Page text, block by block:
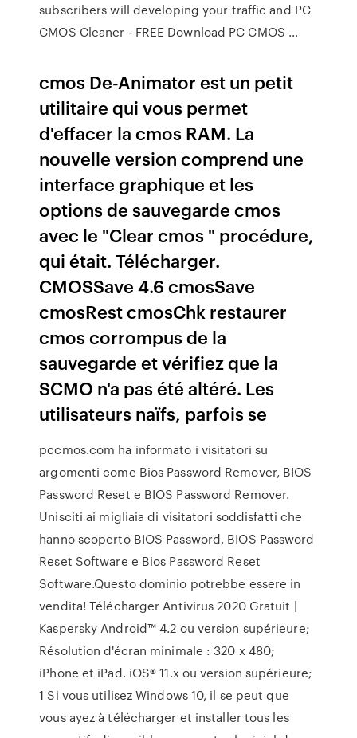
subscribers will developing your traffic and PC
CMOS Cleaner - FREE Download PC CMOS …
cmos De-Animator est un petit
utilitaire qui vous permet
d'effacer la cmos RAM. La
nouvelle version comprend une
interface graphique et les
options de sauvegarde cmos
avec le "Clear cmos " procédure,
qui était. Télécharger.
CMOSSave 4.6 cmosSave
cmosRest cmosChk restaurer
cmos corrompus de la
sauvegarde et vérifiez que la
SCMO n'a pas été altéré. Les
utilisateurs naïfs, parfois se
pccmos.com ha informato i visitatori su
argomenti come Bios Password Remover, BIOS
Password Reset e BIOS Password Remover.
Unisciti ai migliaia di visitatori soddisfatti che
hanno scoperto BIOS Password, BIOS Password
Reset Software e Bios Password Reset
Software.Questo dominio potrebbe essere in
vendita! Télécharger Antivirus 2020 Gratuit |
Kaspersky Android™ 4.2 ou version supérieure;
Résolution d'écran minimale : 320 x 480;
iPhone et iPad. iOS® 11.x ou version supérieure;
1 Si vous utilisez Windows 10, il se peut que
vous ayez à télécharger et installer tous les